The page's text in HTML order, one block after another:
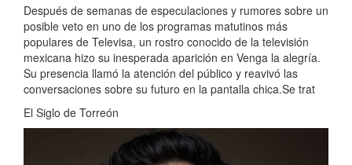
Después de semanas de especulaciones y rumores sobre un
posible veto en uno de los programas matutinos más
populares de Televisa, un rostro conocido de la televisión
mexicana hizo su inesperada aparición en Venga la alegría.
Su presencia llamó la atención del público y reavivó las
conversaciones sobre su futuro en la pantalla chica.Se trat
El Siglo de Torreón